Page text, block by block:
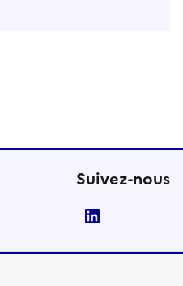
Suivez-nous